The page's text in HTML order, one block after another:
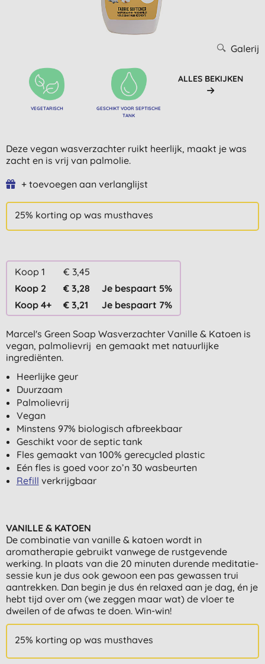
Galerij
VEGETARISCH
GESCHIKT VOOR SEPTISCHE
TANK
ALLES BEKIJKEN
Deze vegan wasverzachter ruikt heerlijk, maakt je was
zacht en is vrij van palmolie.
+ toevoegen aan verlanglijst
25% korting op was musthaves
Koop 1
€ 3,45
Koop 2
€ 3,28
Je bespaart 5%
Koop 4+
€ 3,21 Je bespaart 7%
Marcel's Green Soap Wasverzachter Vanille & Katoen is
vegan, palmolievrij en gemaakt met natuurlijke
ingrediënten.
Heerlijke geur
Duurzaam
Palmolievrij
Vegan
Minstens 97% biologisch afbreekbaar
Geschikt voor de septic tank
Fles gemaakt van 100% gerecycled plastic
Eén fles is goed voor zo’n 30 wasbeurten
Refill verkrijgbaar
VANILLE & KATOEN
De combinatie van vanille & katoen wordt in
aromatherapie gebruikt vanwege de rustgevende
werking. In plaats van die 20 minuten durende meditatie-
sessie kun je dus ook gewoon een pas gewassen trui
aantrekken. Dan begin je dus én relaxed aan je dag, én je
hebt tijd over om (we zeggen maar wat) de vloer te
dweilen of de afwas te doen. Win-win!
25% korting op was musthaves